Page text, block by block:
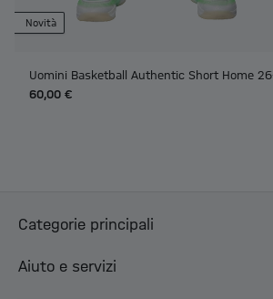
Novità
Uomini Basketball Authentic Short Home
60,00 €
Categorie principali
Aiuto e servizi